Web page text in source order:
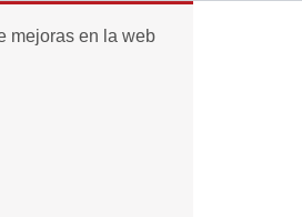
mejoras en la web